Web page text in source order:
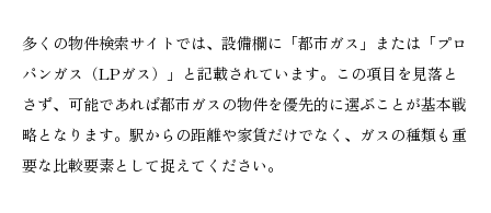
多くの物件検索サイトでは、設備欄に「都市ガス」または「プロ
パンガス（LPガス）」と記載されています。この項目を見落と
さず、可能であれば都市ガスの物件を優先的に選ぶことが基本戦
略となります。駅からの距離や家賃だけでなく、ガスの種類も重
要な比較要素として捉えてください。